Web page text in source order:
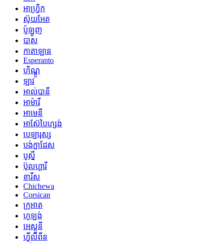
អាហ្រ្វិក
ស៊ុយអែត
ប៉ូឡូញ
បាស
កាតាឡាន
Esperanto
ហិណ្ឌូ
ឡាវ
អាល់បានី
អាម៉ារី
អាមេនី
អាស៊ែបៃហ្សង់
បេឡារុស្ស
បង់ក្លាដែស
បូស្នី
ប៊ុលហ្គារី
ខារីស
Chichewa
Corsican
ក្រូអាត
ហូឡង់
អេស្តូនី
ហ្វីលីពីន